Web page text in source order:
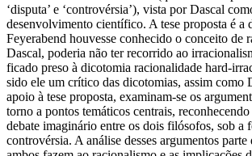
‘disputa’ e ‘controvérsia’), vista por Dascal
desenvolvimento científico. A tese proposta é a
Feyerabend houvesse conhecido o conceito de
Dascal, poderia não ter recorrido ao
ficado preso à dicotomia racionalidade hard-
sido ele um crítico das dicotomias, assim como
apoio à tese proposta, examinam-se os
torno a pontos temáticos centrais,
debate imaginário entre os dois filósofos, sob a
controvérsia. A análise desses argumentos parte